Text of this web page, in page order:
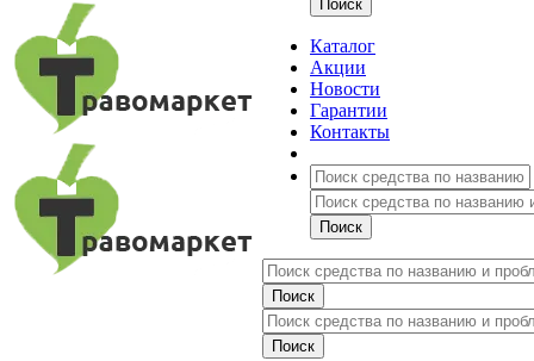
Каталог
Акции
Новости
Гарантии
Контакты